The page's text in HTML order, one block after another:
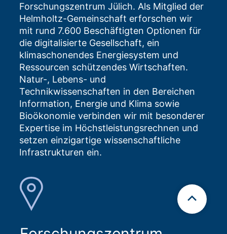
Forschungszentrum Jülich. Als Mitglied der
Helmholtz-Gemeinschaft erforschen wir
mit rund 7.600 Beschäftigten Optionen für
die digitalisierte Gesellschaft, ein
klimaschonendes Energiesystem und
Ressourcen schützendes Wirtschaften.
Natur-, Lebens- und
Technikwissenschaften in den Bereichen
Information, Energie und Klima sowie
Bioökonomie verbinden wir mit besonderer
Expertise im Höchstleistungsrechnen und
setzen einzigartige wissenschaftliche
Infrastrukturen ein.